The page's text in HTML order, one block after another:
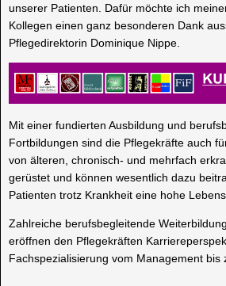
unserer Patienten. Dafür möchte ich
Kollegen einen ganz besonderen Dank
Pflegedirektorin Dominique Nippe.
Mit einer fundierten Ausbildung und
Fortbildungen sind die Pflegekräfte auch
von älteren, chronisch- und mehrfach
gerüstet und können wesentlich dazu
Patienten trotz Krankheit eine hohe
Zahlreiche berufsbegleitende
eröffnen den Pflegekräften
Fachspezialisierung vom Management bis